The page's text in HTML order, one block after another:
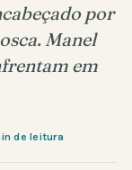
por
Manel
em
de leitura